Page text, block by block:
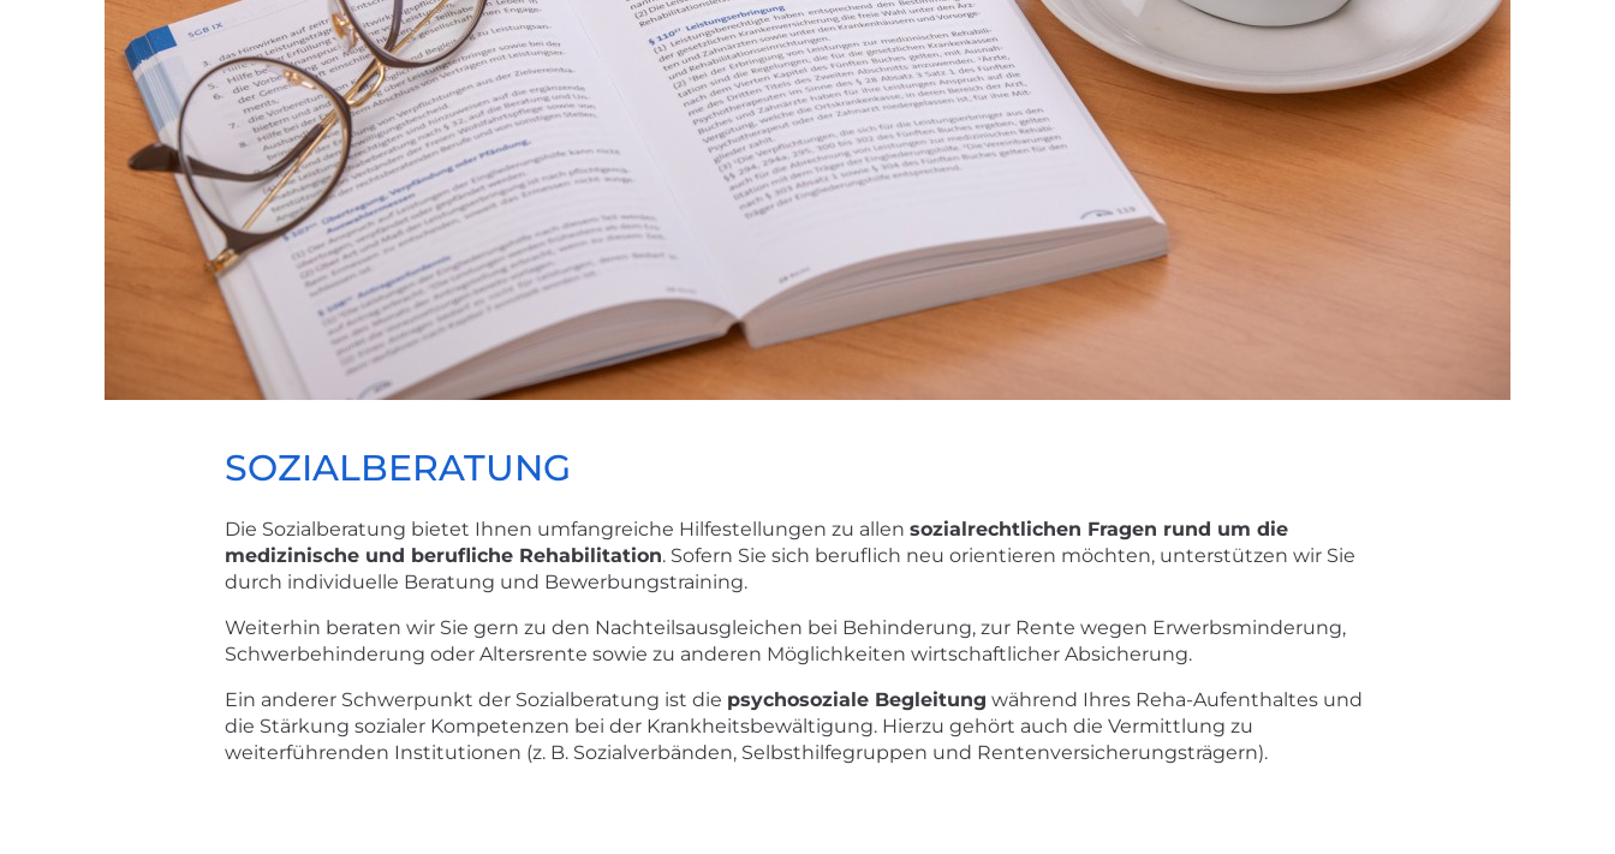
SOZIALBERATUNG
Die Sozialberatung bietet Ihnen umfangreiche Hilfestellungen zu allen sozialrechtlichen Fragen rund um die
medizinische und berufliche Rehabilitation. Sofern Sie sich beruflich neu orientieren möchten, unterstützen wir Sie
durch individuelle Beratung und Bewerbungstraining.
Weiterhin beraten wir Sie gern zu den Nachteilsausgleichen bei Behinderung, zur Rente wegen Erwerbsminderung,
Schwerbehinderung oder Altersrente sowie zu anderen Möglichkeiten wirtschaftlicher Absicherung.
Ein anderer Schwerpunkt der Sozialberatung ist die psychosoziale Begleitung während Ihres Reha-Aufenthaltes und
die Stärkung sozialer Kompetenzen bei der Krankheitsbewältigung. Hierzu gehört auch die Vermittlung zu
weiterführenden Institutionen (z. B. Sozialverbänden, Selbsthilfegruppen und Rentenversicherungsträgern).